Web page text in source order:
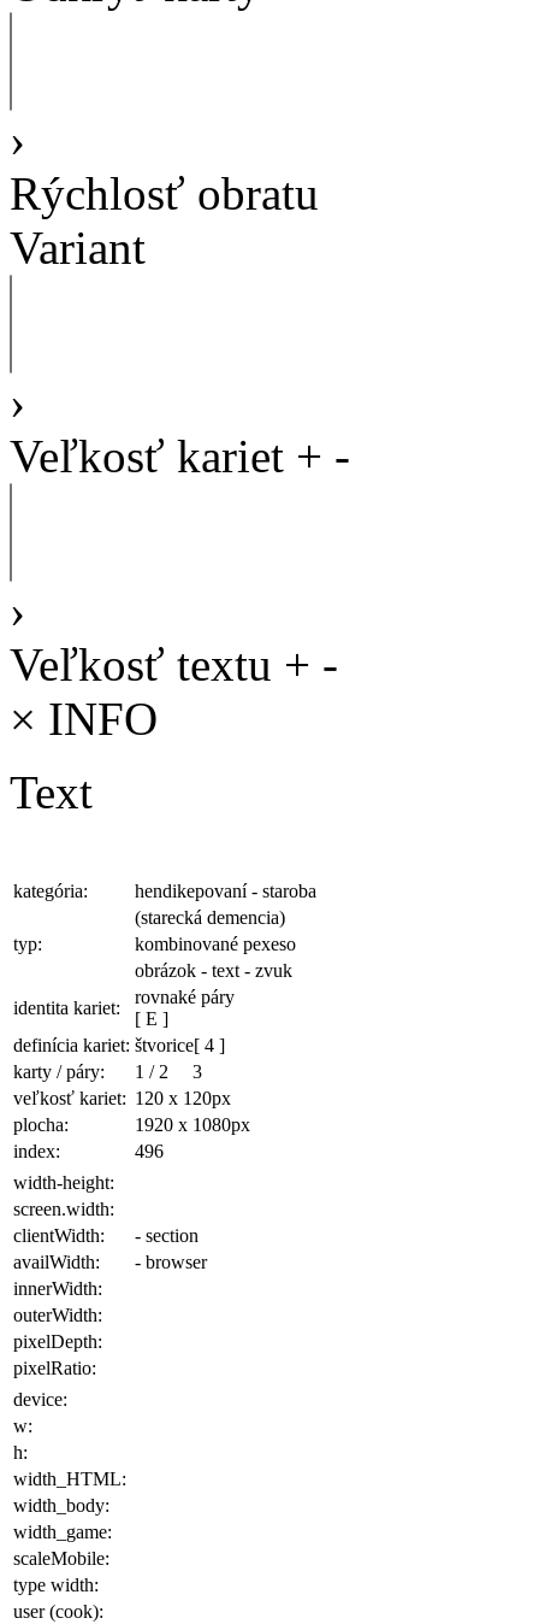
›
Rýchlosť obratu
Variant
›
Veľkosť kariet + -
›
Veľkosť textu + -
× INFO
Text
kategória:
hendikepovaní - staroba
(starecká demencia)
typ:
kombinované pexeso
obrázok - text - zvuk
identita kariet:
rovnaké páry
[ E ]
definícia kariet: štvorice[ 4 ]
karty / páry:
1 / 2
3
veľkosť kariet: 120 x 120px
plocha: 1920 x 1080px
index:
496
width-height:
screen.width:
clientWidth:
- section
availWidth:
- browser
innerWidth:
outerWidth:
pixelDepth:
pixelRatio:
device:
w:
h:
width_HTML:
width_body:
width_game:
scaleMobile:
type width:
user (cook):